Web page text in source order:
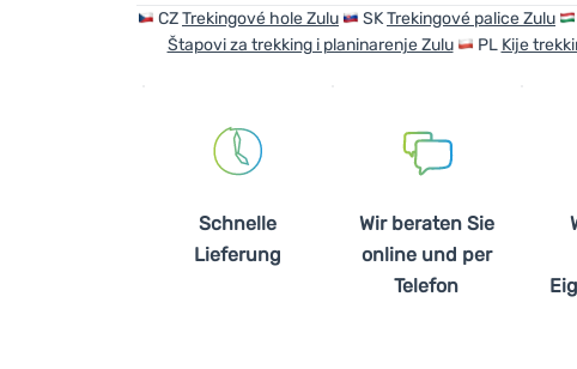
CZTrekingové hole Zulu SKTrekingové palice Zulu
Štapovi za trekking i planinarenje Zulu
PL Kije
Schnelle
Lieferung
Wir beraten Sie
online und per
Telefon